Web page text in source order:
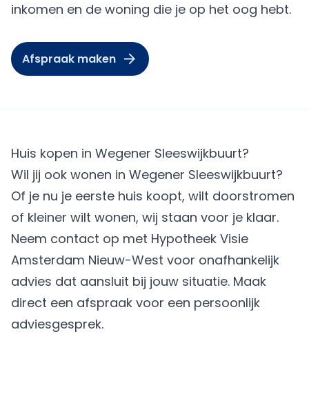
inkomen en de woning die je op het oog hebt.
Afspraak maken
Huis kopen in Wegener Sleeswijkbuurt?
Wil jij ook wonen in Wegener Sleeswijkbuurt?
Of je nu je eerste huis koopt, wilt doorstromen
of kleiner wilt wonen, wij staan voor je klaar.
Neem contact op met Hypotheek Visie
Amsterdam Nieuw-West voor onafhankelijk
advies dat aansluit bij jouw situatie. Maak
direct een afspraak voor een persoonlijk
adviesgesprek.